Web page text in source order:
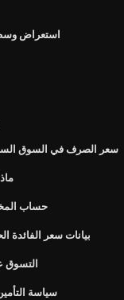
استعراض
سعر الصرف في السوق
حساب
بيانات سعر الفائدة
التسوق
سياسة